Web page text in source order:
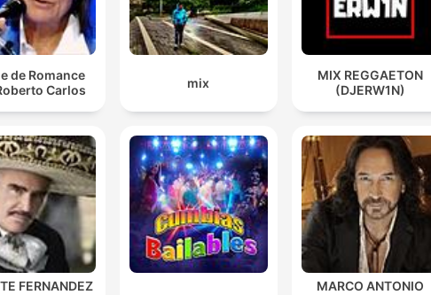
de Romance
Carlos
mix
MIX REGGAETON
(DJERW1N)
FERNANDEZ
MARCO ANTONIO